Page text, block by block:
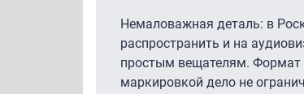
Немаловажная деталь: в
распространить и на
простым вещателям. Формат
маркировкой дело не